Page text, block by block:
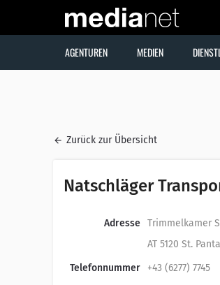
AGENTUREN MEDIEN
Zurück zur Übersicht
Natschläger
Adresse Trimmelkamer
AT 5120 St.
Telefonnummer
+43 (6277) 7745